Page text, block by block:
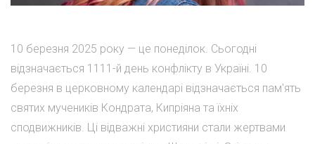
10 березня 2025 року — це понеділок. Сьогодні
відзначається 1111-й день конфлікту в Україні. 10
березня в церковному календарі відзначається пам'ять
святих мучеників Кондрата, Кипріяна та їхніх
сподвижників. Ці відважні християни стали жертвами